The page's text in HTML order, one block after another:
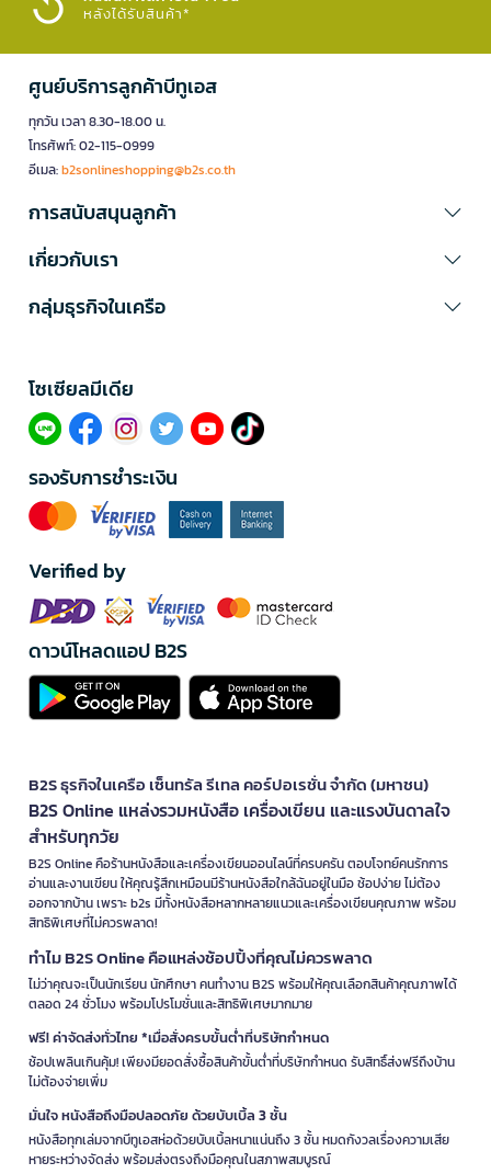
หลังได้รับสินค้า*
ศูนย์บริการลูกค้าบีทูเอส
ทุกวัน เวลา 8.30-18.00 น.
โทรศัพท์: 02-115-0999
อีเมล:b2sonlineshopping@b2s.co.th
การสนับสนุนลูกค้า
เกี่ยวกับเรา
กลุ่มธุรกิจในเครือ
โซเซียลมีเดีย​
รองรับการชำระเงิน
Verified by
ดาวน์โหลดแอป B2S
B2S ธุรกิจในเครือ เซ็นทรัล รีเทล คอร์ปอเรชั่น จำกัด (มหาชน)
B2S Online แหล่งรวมหนังสือ เครื่องเขียน และแรงบันดาลใจ
สำหรับทุกวัย
B2S Online คือร้านหนังสือและเครื่องเขียนออนไลน์ที่ครบครัน ตอบโจทย์คนรักการ
อ่านและงานเขียน ให้คุณรู้สึกเหมือนมีร้านหนังสือใกล้ฉันอยู่ในมือ ช้อปง่าย ไม่ต้อง
ออกจากบ้าน เพราะ b2s มีทั้งหนังสือหลากหลายแนวและเครื่องเขียนคุณภาพ พร้อม
สิทธิพิเศษที่ไม่ควรพลาด!
ทำไม B2S Online คือแหล่งช้อปปิ้งที่คุณไม่ควรพลาด
ไม่ว่าคุณจะเป็นนักเรียน นักศึกษา คนทำงาน B2S พร้อมให้คุณเลือกสินค้าคุณภาพได้
ตลอด 24 ชั่วโมง พร้อมโปรโมชั่นและสิทธิพิเศษมากมาย
ฟรี! ค่าจัดส่งทั่วไทย *เมื่อสั่งครบขั้นต่ำที่บริษัทกำหนด
ช้อปเพลินเกินคุ้ม! เพียงมียอดสั่งซื้อสินค้าขั้นต่ำที่บริษัทกำหนด รับสิทธิ์ส่งฟรีถึงบ้าน
ไม่ต้องจ่ายเพิ่ม
มั่นใจ หนังสือถึงมือปลอดภัย ด้วยบับเบิ้ล 3 ชั้น
หนังสือทุกเล่มจากบีทูเอสห่อด้วยบับเบิ้ลหนาแน่นถึง 3 ชั้น หมดกังวลเรื่องความเสีย
หายระหว่างจัดส่ง พร้อมส่งตรงถึงมือคุณในสภาพสมบูรณ์